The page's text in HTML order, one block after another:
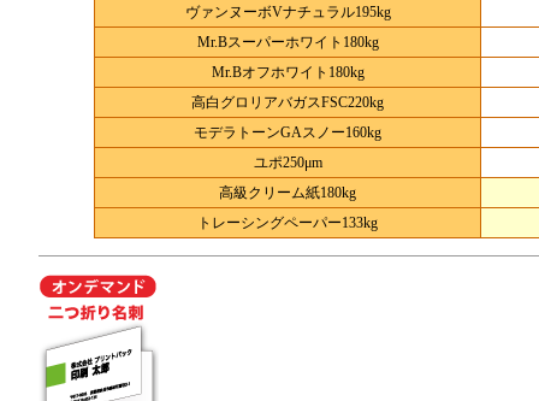
ヴァンヌーボVナチュラル195kg
Mr.Bスーパーホワイト180kg
Mr.Bオフホワイト180kg
高白グロリアバガスFSC220kg
モデラトーンGAスノー160kg
ユポ250μm
高級クリーム紙180kg
トレーシングペーパー133kg